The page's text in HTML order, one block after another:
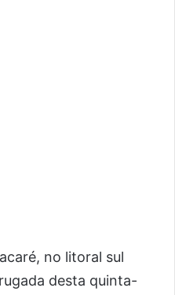
no litoral sul
desta quinta-